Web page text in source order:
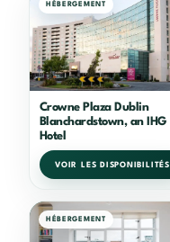
HÉBERGEMENT
Crowne Plaza Dublin
Blanchardstown, an IHG
Hotel
VOIR LES DISPONIBILITÉS
HÉBERGEMENT